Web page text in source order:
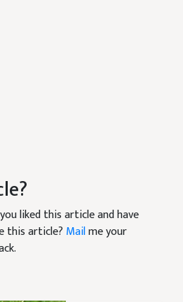
liked this article and have
this article? Mailme your